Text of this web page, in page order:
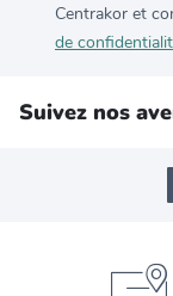
Centrakor et
de
Suivez nos